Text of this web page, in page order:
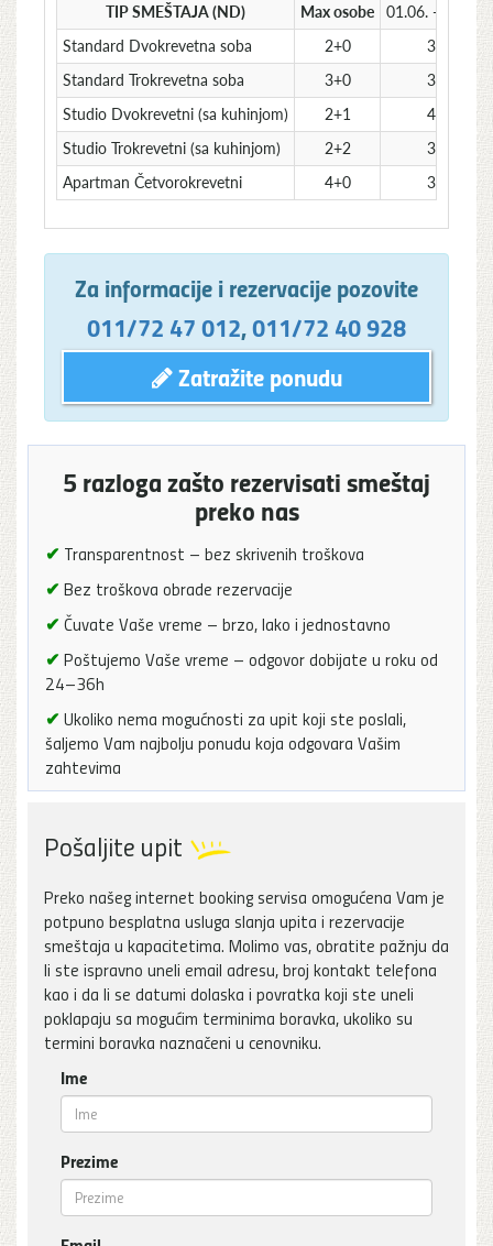
TIP SMEŠTAJA (ND)
Max osobe
01.06. - 30.06.
Standard Dvokrevetna soba
2+0
35
Standard Trokrevetna soba
3+0
34
Studio Dvokrevetni (sa kuhinjom)
2+1
45
Studio Trokrevetni (sa kuhinjom)
2+2
37
Apartman Četvorokrevetni
4+0 35
Za informacije i rezervacije pozovite
011/72 47 012,011/72 40 928
Zatražite ponudu
5 razloga zašto rezervisati smeštaj
preko nas
✔ Transparentnost – bez skrivenih troškova
✔ Bez troškova obrade rezervacije
✔ Čuvate Vaše vreme – brzo, lako i jednostavno
✔ Poštujemo Vaše vreme – odgovor dobijate u roku od
24–36h
✔ Ukoliko nema mogućnosti za upit koji ste poslali,
šaljemo Vam najbolju ponudu koja odgovara Vašim
zahtevima
Pošaljite upit
Preko našeg internet booking servisa omogućena Vam je
potpuno besplatna usluga slanja upita i rezervacije
smeštaja u kapacitetima. Molimo vas, obratite pažnju da
li ste ispravno uneli email adresu, broj kontakt telefona
kao i da li se datumi dolaska i povratka koji ste uneli
poklapaju sa mogućim terminima boravka, ukoliko su
termini boravka naznačeni u cenovniku.
Ime
Prezime